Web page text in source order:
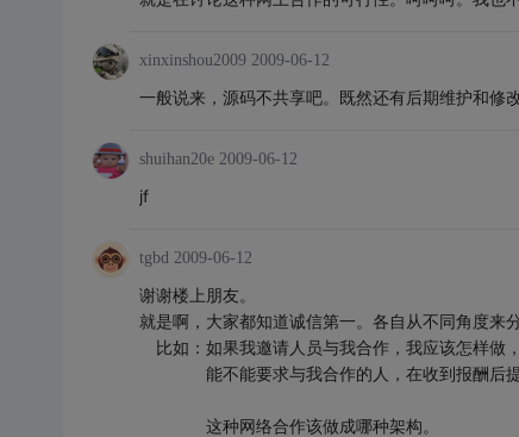
xinxinshou2009 2009-06-12
一般说来，源码不共享吧。既然还有后期维护和修
shuihan20e 2009-06-12
jf
tgbd 2009-06-12
谢谢楼上朋友。
就是啊，大家都知道诚信第一。各自从不同角度来分
比如：如果我邀请人员与我合作，我应该怎样做
能不能要求与我合作的人，在收到报酬后提供
这种网络合作该做成哪种架构。